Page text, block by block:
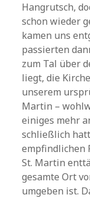
Hangrutsch,
schon wieder
kamen uns
passierten
zum Tal über
liegt, die
unserem
Martin –
einiges mehr
schließlich
empfindlichen
St. Martin
gesamte Ort
umgeben ist.